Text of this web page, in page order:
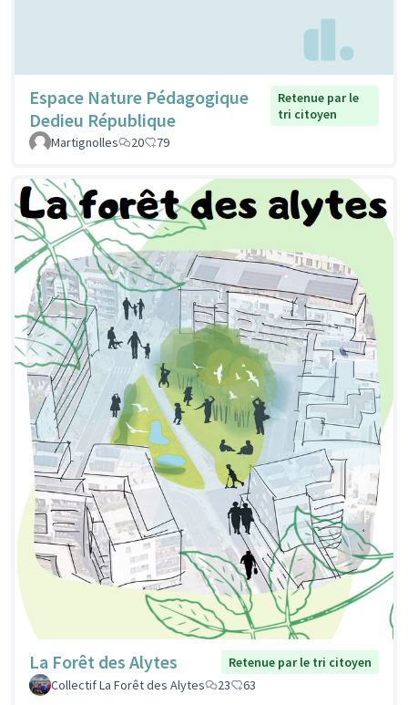
Espace Nature Pédagogique
Dedieu République
Retenue par le
tri citoyen
Martignolles
20 79
La Forêt des Alytes
Retenue par le tri citoyen
Collectif La Forêt des Alytes
23 63